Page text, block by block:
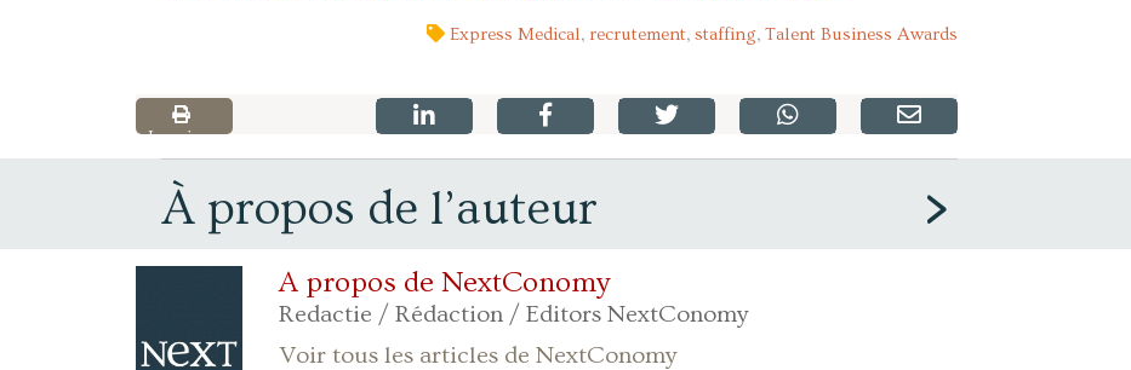
Express Medical,recrutement,staffing,Talent Business Awards
Imprimer
À propos de l’auteur
A propos de NextConomy
Redactie / Rédaction / Editors NextConomy
Voir tous les articles de NextConomy